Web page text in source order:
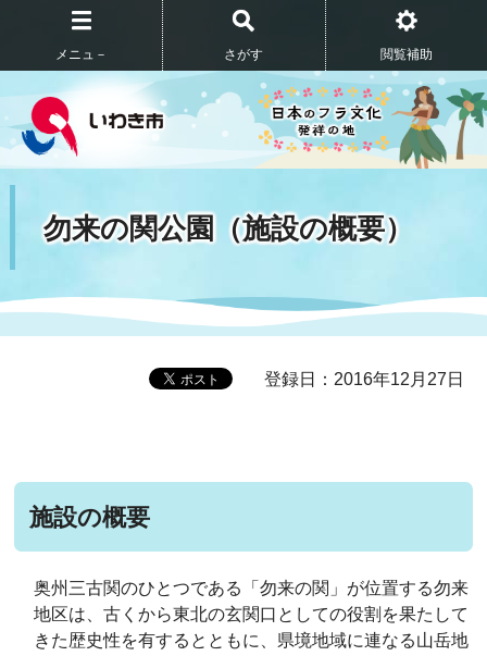
メニュ－ さがす 閲覧補助
勿来の関公園（施設の概要）
登録日：2016年12月27日
施設の概要
奥州三古関のひとつである「勿来の関」が位置する勿来
地区は、古くから東北の玄関口としての役割を果たして
きた歴史性を有するとともに、県境地域に連なる山岳地